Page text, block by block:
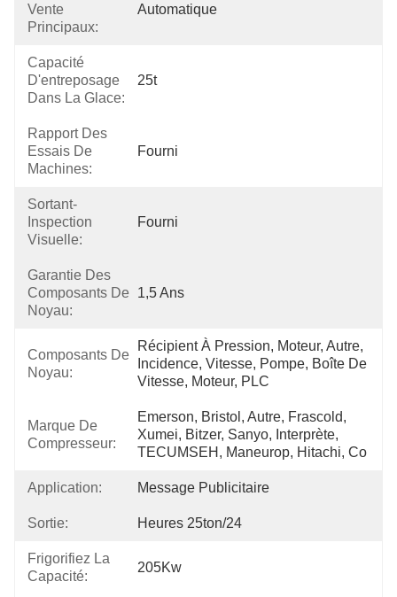
Vente
Principaux:
Automatique
Capacité
D'entreposage
Dans La Glace:
25t
Rapport Des
Essais De
Machines:
Fourni
Sortant-
Inspection
Visuelle:
Fourni
Garantie Des
Composants De
Noyau:
1,5 Ans
Composants De
Noyau:
Récipient À Pression, Moteur, Autre,
Incidence, Vitesse, Pompe, Boîte De
Vitesse, Moteur, PLC
Marque De
Compresseur:
Emerson, Bristol, Autre, Frascold,
Xumei, Bitzer, Sanyo, Interprète,
TECUMSEH, Maneurop, Hitachi, Co
Application: Message Publicitaire
Sortie: Heures 25ton/24
Frigorifiez La
Capacité:
205Kw